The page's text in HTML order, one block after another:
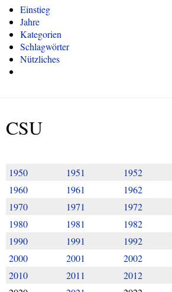
Einstieg
Jahre
Kategorien
Schlagwörter
Nützliches
CSU
1950 1951 1952
1960
1961 1962
1970
1971 1972
1980
1981 1982
1990
1991 1992
2000
2001 2002
2010
2011 2012